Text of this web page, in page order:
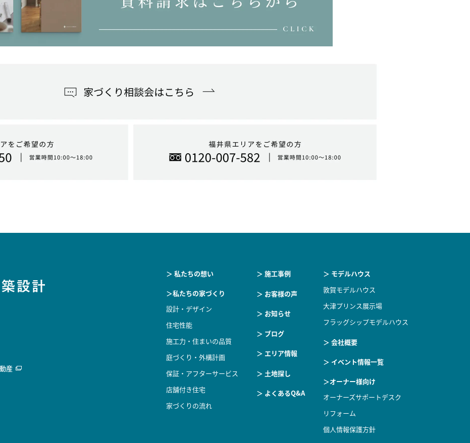
産
＞ 私たちの想い
＞私たちの家づくり
設計・デザイン
住宅性能
施工力・住まいの品質
庭づくり・外構計画
保証・アフターサービス
店舗付き住宅
家づくりの流れ
＞ 施工事例
＞ お客様の声
＞ お知らせ
＞ ブログ
＞ エリア情報
＞ 土地探し
＞ よくあるQ&A
＞ モデルハウス
敦賀モデルハウス
大津プリンス展示場
フラッグシップモデルハウス
＞ 会社概要
＞ イベント情報一覧
＞オーナー様向け
オーナーズサポートデスク
リフォーム
個人情報保護方針